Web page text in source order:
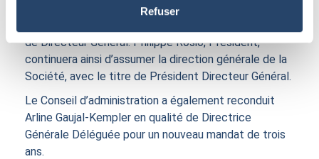
Refuser
Président, en optant par ailleurs pour le cumul des
de Directeur Général. Philippe Rosio, Président,
continuera ainsi d’assumer la direction générale de la
Société, avec le titre de Président Directeur Général.
Le Conseil d’administration a également reconduit
Arline Gaujal-Kempler en qualité de Directrice
Générale Déléguée pour un nouveau mandat de trois
ans.